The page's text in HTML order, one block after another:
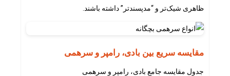
ظاهری شیک‌تر و “مدپسندتر” داشته باشند.
مقایسه سریع بین بادی، رامپر و سرهمی
جدول مقایسه جامع بادی، رامپر و سرهمی